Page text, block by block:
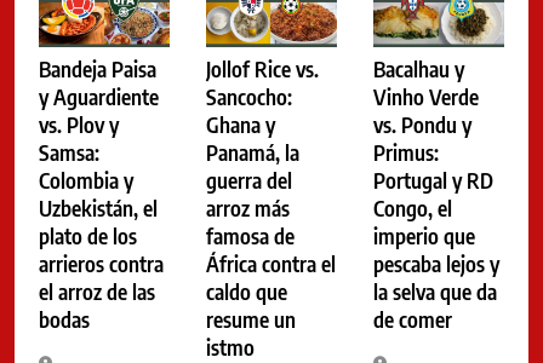
Bandeja Paisa
y Aguardiente
vs. Plov y
Samsa:
Colombia y
Uzbekistán, el
plato de los
arrieros contra
el arroz de las
bodas
Jollof Rice vs.
Sancocho:
Ghana y
Panamá, la
guerra del
arroz más
famosa de
África contra el
caldo que
resume un
istmo
Bacalhau y
Vinho Verde
vs. Pondu y
Primus:
Portugal y RD
Congo, el
imperio que
pescaba lejos y
la selva que da
de comer